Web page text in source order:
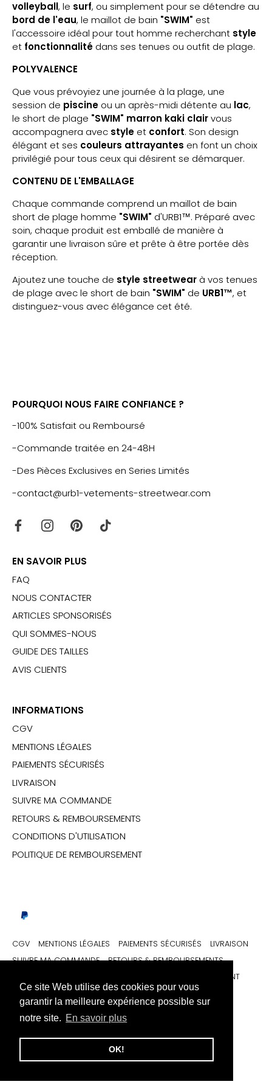
Ce site Web utilise des cookies pour vous
garantir la meilleure expérience possible sur
notre site. En savoir plus
OK!
volleyball, le surf, ou simplement pour se détendre au
bord de l'eau, le maillot de bain "SWIM" est
l'accessoire idéal pour tout homme recherchant style
et fonctionnalité dans ses tenues ou outfit de plage.
POLYVALENCE
Que vous prévoyiez une journée à la plage, une
session de piscine ou un après-midi détente au lac,
le short de plage "SWIM" marron kaki clairvous
accompagnera avec style et confort. Son design
élégant et ses couleurs attrayantes en font un choix
privilégié pour tous ceux qui désirent se démarquer.
CONTENU DE L'EMBALLAGE
Chaque commande comprend un maillot de bain
short de plage homme "SWIM" d'URB1™. Préparé avec
soin, chaque produit est emballé de manière à
garantir une livraison sûre et prête à être portée dès
réception.
Ajoutez une touche de style streetwear à vos tenues
de plage avec le short de bain "SWIM" de URB1™, et
distinguez-vous avec élégance cet été.
POURQUOI NOUS FAIRE CONFIANCE ?
-100% Satisfait ou Remboursé
-Commande traitée en 24-48H
-Des Pièces Exclusives en Series Limités
-contact@urb1-vetements-streetwear.com
EN SAVOIR PLUS
FAQ
NOUS CONTACTER
ARTICLES SPONSORISÉS
QUI SOMMES-NOUS
GUIDE DES TAILLES
AVIS CLIENTS
INFORMATIONS
CGV
MENTIONS LÉGALES
PAIEMENTS SÉCURISÉS
LIVRAISON
SUIVRE MA COMMANDE
RETOURS & REMBOURSEMENTS
CONDITIONS D'UTILISATION
POLITIQUE DE REMBOURSEMENT
CGV MENTIONS LÉGALES PAIEMENTS SÉCURISÉS
LIVRAISON
SUIVRE MA COMMANDE
RETOURS & REMBOURSEMENTS
POLITIQUE DE REMBOURSEMENT
Monnaie Langue